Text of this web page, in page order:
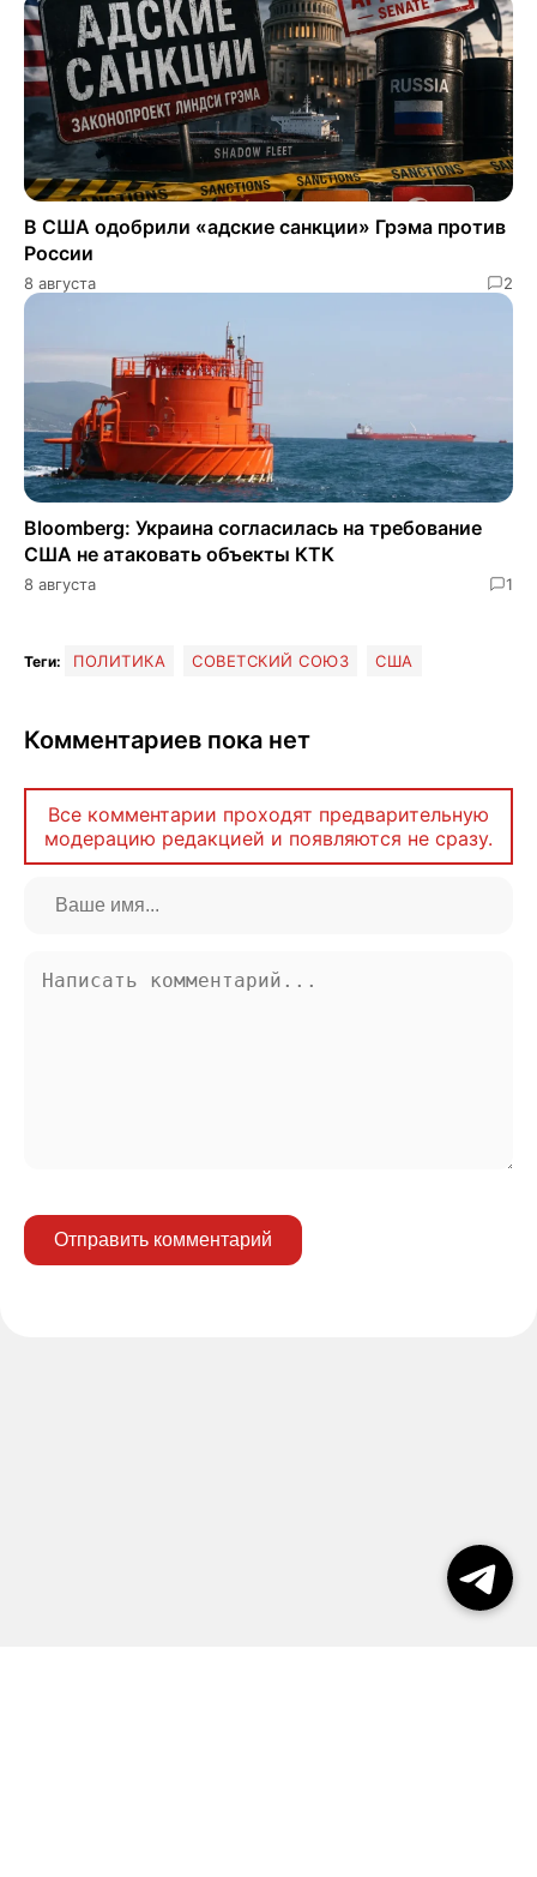
В США одобрили «адские санкции» Грэма против
России
8 августа 2
Bloomberg: Украина согласилась на требование
США не атаковать объекты КТК
8 августа 1
Теги: ПОЛИТИКА СОВЕТСКИЙ СОЮЗ США
Комментариев пока нет
Все комментарии проходят предварительную
модерацию редакцией и появляются не сразу.
Отправить комментарий